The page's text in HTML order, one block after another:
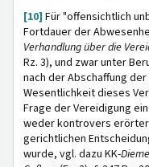
[10] Für "offensichtlich
Fortdauer der
Verhandlung über die
Rz. 3), und zwar unter
nach der Abschaffung
Wesentlichkeit dieses
Frage der Vereidigung
weder kontrovers
gerichtlichen
wurde, vgl. dazu KK-